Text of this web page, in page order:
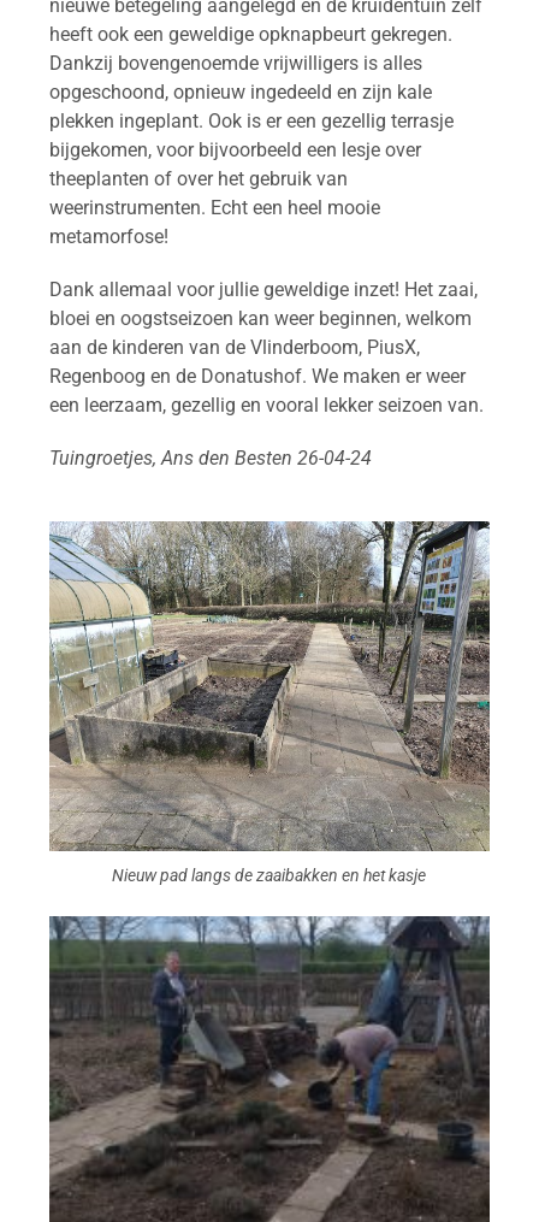
nieuwe betegeling aangelegd en de kruidentuin zelf
heeft ook een geweldige opknapbeurt gekregen.
Dankzij bovengenoemde vrijwilligers is alles
opgeschoond, opnieuw ingedeeld en zijn kale
plekken ingeplant. Ook is er een gezellig terrasje
bijgekomen, voor bijvoorbeeld een lesje over
theeplanten of over het gebruik van
weerinstrumenten. Echt een heel mooie
metamorfose!
Dank allemaal voor jullie geweldige inzet! Het zaai,
bloei en oogstseizoen kan weer beginnen, welkom
aan de kinderen van de Vlinderboom, PiusX,
Regenboog en de Donatushof. We maken er weer
een leerzaam, gezellig en vooral lekker seizoen van.
Tuingroetjes, Ans den Besten 26-04-24
Nieuw pad langs de zaaibakken en het kasje